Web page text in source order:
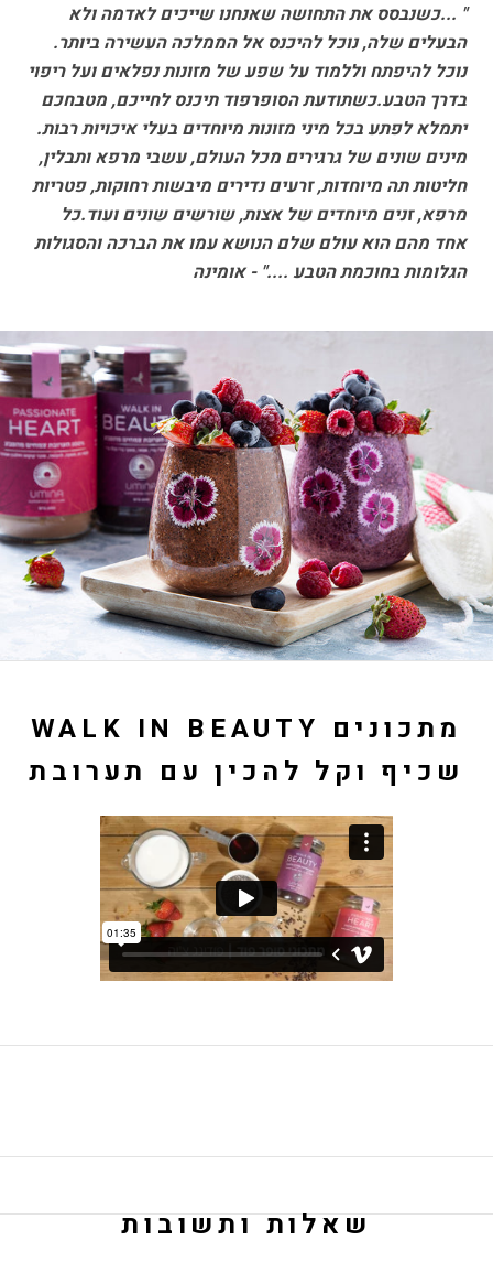
" ...כשנבסס את התחושה שאנחנו שייכים לאדמה ולא
הבעלים שלה, נוכל להיכנס אל הממלכה העשירה ביותר.
נוכל להיפתח וללמוד על שפע של מזונות נפלאים ועל ריפוי
בדרך הטבע.כשתודעת הסופרפוד תיכנס לחייכם, מטבחכם
יתמלא לפתע בכל מיני מזונות מיוחדים בעלי איכויות רבות.
מינים שונים של גרגירים מכל העולם, עשבי מרפא ותבלין,
חליטות תה מיוחדות, זרעים נדירים מיבשות רחוקות, פטריות
מרפא, זנים מיוחדים של אצות, שורשים שונים ועוד.כל
אחד מהם הוא עולם שלם הנושא עמו את הברכה והסגולות
הגלומות בחוכמת הטבע ...." - אומינה
WALK IN BEAUTY מתכונים
שכיף וקל להכין עם תערובת
שאלות ותשובות